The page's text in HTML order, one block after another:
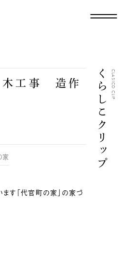
くらしこクリップCLASICO CLIP
木工事 造作
家
す「代官町の家」の家づ